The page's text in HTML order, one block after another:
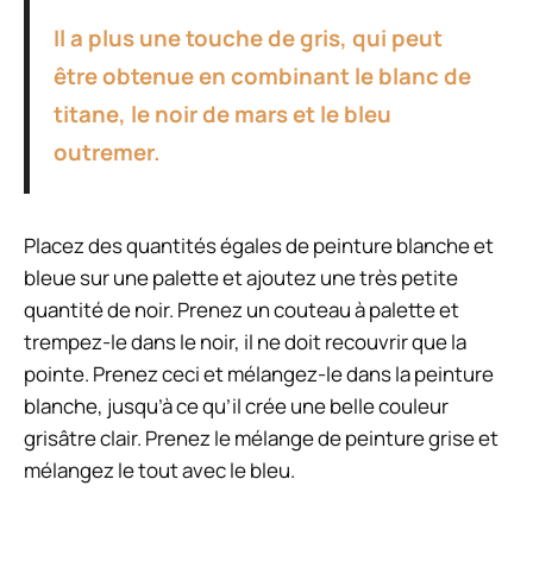
Il a plus une touche de gris, qui peut
être obtenue en combinant le blanc de
titane, le noir de mars et le bleu
outremer.
Placez des quantités égales de peinture blanche et
bleue sur une palette et ajoutez une très petite
quantité de noir. Prenez un couteau à palette et
trempez-le dans le noir, il ne doit recouvrir que la
pointe. Prenez ceci et mélangez-le dans la peinture
blanche, jusqu’à ce qu’il crée une belle couleur
grisâtre clair. Prenez le mélange de peinture grise et
mélangez le tout avec le bleu.